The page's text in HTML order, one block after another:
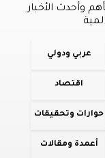
وأحدث الأخبار
عربي ودولي
اقتصاد
حوارات وتحقيقات
أعمدة ومقالات